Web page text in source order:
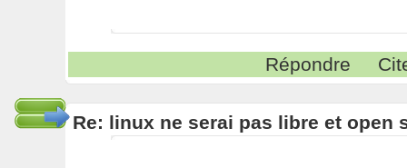
Répondre
Re: linux ne serai pas libre et open